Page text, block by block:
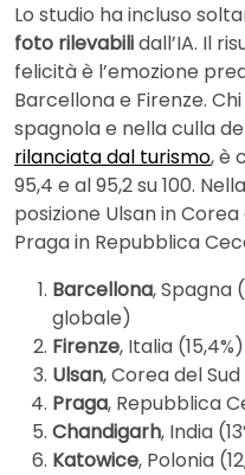
Lo studio ha incluso
foto rilevabilidall’IA. Il
felicità è l’emozione
Barcellona e Firenze.
spagnola e nella culla
rilanciata dal turismo, è
95,4 e al 95,2 su 100.
posizione Ulsan in
Praga in Repubblica
Barcellona, Spagna
globale)
Firenze, Italia (15,4%)
Ulsan, Corea del Sud
Praga, Repubblica
Chandigarh, India
Katowice, Polonia